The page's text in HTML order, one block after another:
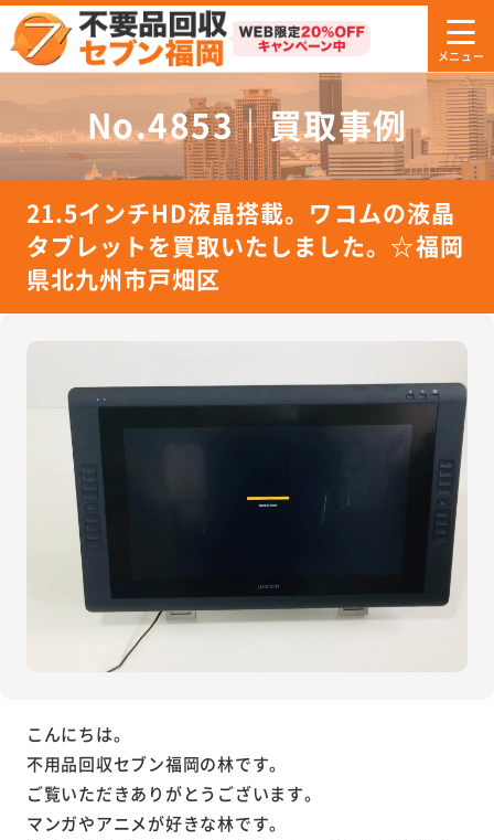
No.4853｜買取事例
21.5インチHD液晶搭載。ワコムの液晶
タブレットを買取いたしました。☆福岡
県北九州市戸畑区
こんにちは。
不用品回収セブン福岡の林です。
ご覧いただきありがとうございます。
マンガやアニメが好きな林です。